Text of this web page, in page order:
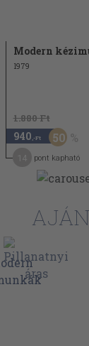
Modern
1979
1.880 Ft
940 ,-Ft 50
pont kapható